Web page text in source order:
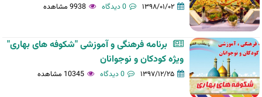
۱۳۹۸/۰۱/۰۲ 0 دیدگاه 9938 مشاهده
برنامه فرهنگی و آموزشی "شکوفه های بهاری"
ویژه کودکان و نوجوانان
۱۳۹۷/۱۲/۲۵ 0 دیدگاه 10345 مشاهده